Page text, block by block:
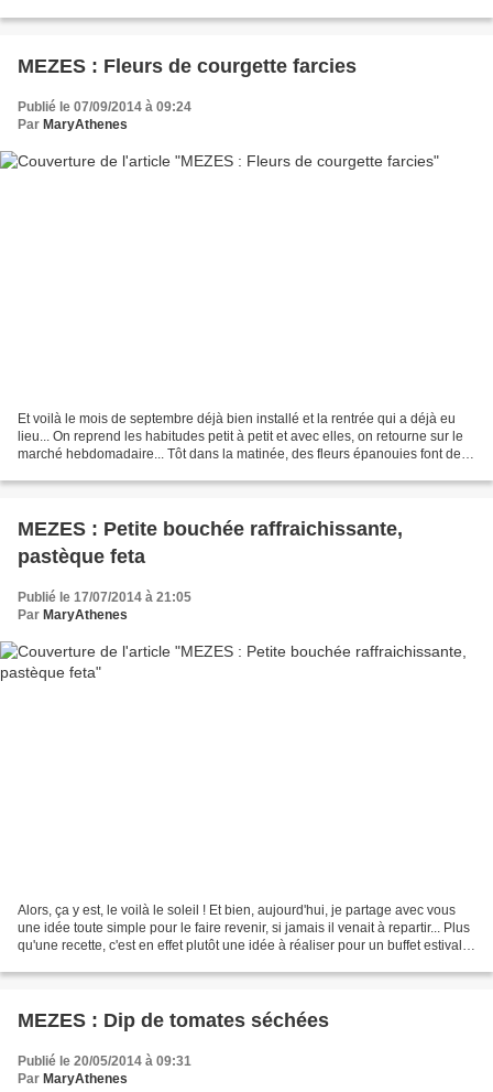
MEZES : Fleurs de courgette farcies
Publié le 07/09/2014 à 09:24
Par MaryAthenes
Et voilà le mois de septembre déjà bien installé et la rentrée qui a déjà eu
lieu... On reprend les habitudes petit à petit et avec elles, on retourne sur le
marché hebdomadaire... Tôt dans la matinée, des fleurs épanouies font de
MEZES : Petite bouchée raffraichissante,
pastèque feta
Publié le 17/07/2014 à 21:05
Par MaryAthenes
Alors, ça y est, le voilà le soleil ! Et bien, aujourd'hui, je partage avec vous
une idée toute simple pour le faire revenir, si jamais il venait à repartir... Plus
qu'une recette, c'est en effet plutôt une idée à réaliser pour un buffet estival,
MEZES : Dip de tomates séchées
Publié le 20/05/2014 à 09:31
Par MaryAthenes